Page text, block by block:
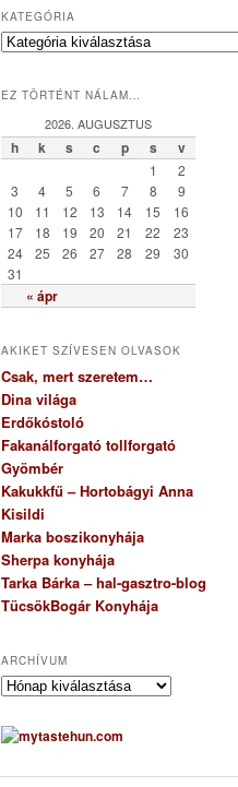
KATEGÓRIA
K
e
r
EZ TÖRTÉNT NÁLAM…
2026. AUGUSZTUS
h k s c p s v
« ápr
1
2
3
4 5 6 7 8
9
10
11 12 13 14 15
16
17
18 19 20 21 22
23
24
25 26 27 28 29
30
31
AKIKET SZÍVESEN OLVASOK
Csak, mert szeretem…
Dina világa
Erdőkóstoló
Fakanálforgató tollforgató
Gyömbér
Kakukkfű – Hortobágyi Anna
Kisildi
Marka boszikonyhája
Sherpa konyhája
Tarka Bárka – hal-gasztro-blog
TücsökBogár Konyhája
ARCHÍVUM
A
c
h